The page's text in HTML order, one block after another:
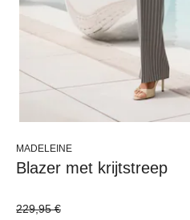
MADELEINE
Blazer met krijtstreep
229,95 €